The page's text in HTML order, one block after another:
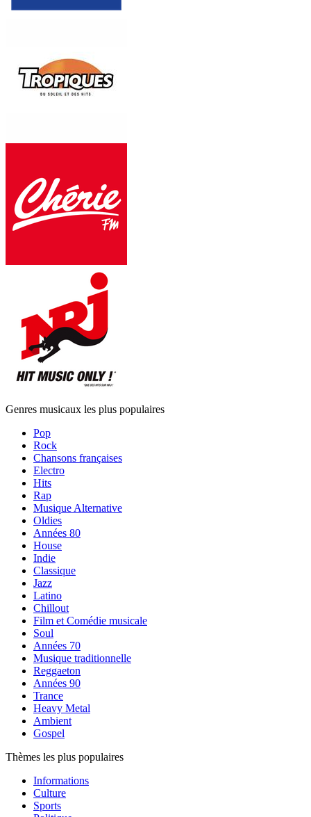
Genres musicaux les plus populaires
Pop
Rock
Chansons françaises
Electro
Hits
Rap
Musique Alternative
Oldies
Années 80
House
Indie
Classique
Jazz
Latino
Chillout
Film et Comédie musicale
Soul
Années 70
Musique traditionnelle
Reggaeton
Années 90
Trance
Heavy Metal
Ambient
Gospel
Thèmes les plus populaires
Informations
Culture
Sports